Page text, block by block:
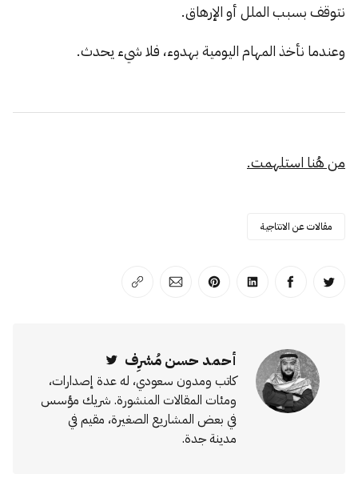
نتوقف بسبب الملل أو الإرهاق.
وعندما نأخذ المهام اليومية بهدوء، فلا شيء يحدث.
من هُنا استلهمت.
مقالات عن الانتاجية
انشر على تويترانشر على الفيسبوك
انشر على لينكد إن
انشر على بينترست
انشر على الإيميل
انسخ الرابط
أحمد حسن مُشرِف
كاتب ومدون سعودي، له عدة إصدارات،
ومئات المقالات المنشورة. شريك مؤسس
في بعض المشاريع الصغيرة، مقيم في
مدينة جدة.